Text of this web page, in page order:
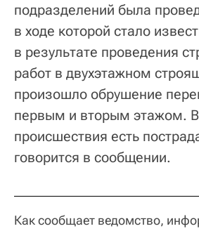
подразделений была
в ходе которой стало
в результате проведения
работ в двухэтажном
произошло обрушение
первым и вторым этажом. В
происшествия есть
говорится в сообщении.
Как сообщает ведомство,